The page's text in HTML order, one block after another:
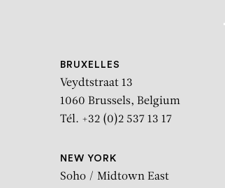
BRUXELLES
Veydtstraat 13
1060 Brussels, Belgium
Tél. +32 (0)2 537 13 17
NEW YORK
Soho / Midtown East